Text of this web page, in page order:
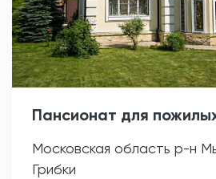
Пансионат для
Московская область р-н
Грибки